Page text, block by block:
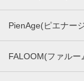
PienAge(ピエナー
FALOOM(ファルー